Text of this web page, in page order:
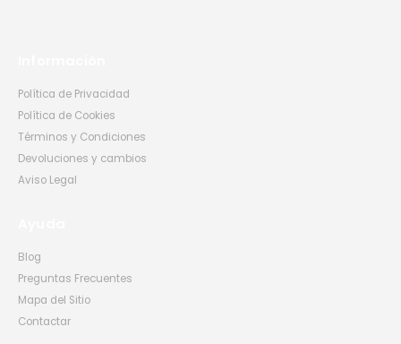
Política de Privacidad
Política de Cookies
Términos y Condiciones
Devoluciones y cambios
Aviso Legal
Blog
Preguntas Frecuentes
Mapa del Sitio
Contactar